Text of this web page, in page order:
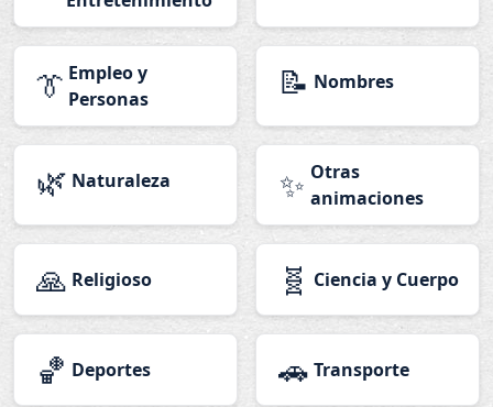
👔 Empleo y
Personas
📝 Nombres
🌿 Naturaleza ✨ Otras
animaciones
🙏 Religioso 🧬 Ciencia y Cuerpo
🏀 Deportes 🚗 Transporte